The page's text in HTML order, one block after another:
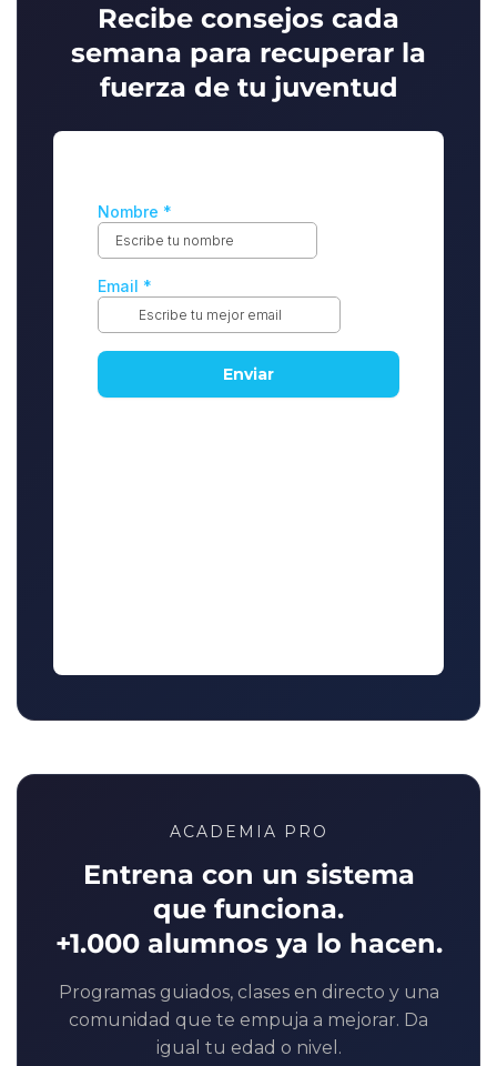
Recibe consejos cada
semana para recuperar la
fuerza de tu juventud
ACADEMIA PRO
Entrena con un sistema
que funciona.
+1.000 alumnos ya lo hacen.
Programas guiados, clases en directo y una
comunidad que te empuja a mejorar. Da
igual tu edad o nivel.